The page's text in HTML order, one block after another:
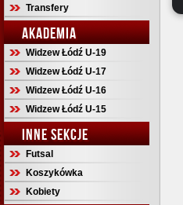
Transfery
AKADEMIA
Widzew Łódź U-19
Widzew Łódź U-17
Widzew Łódź U-16
Widzew Łódź U-15
INNE SEKCJE
Futsal
Koszykówka
Kobiety